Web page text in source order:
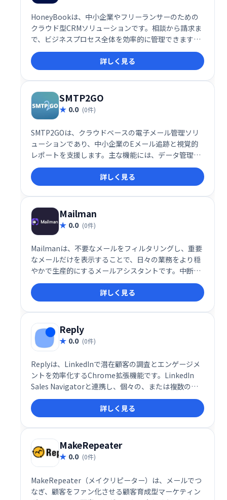
HoneyBookは、中小企業やフリーランサーのための
クラウド型CRMソリューションです。相談から請求ま
で、ビジネスプロセス全体を効率的に管理できます。
プロジェクト管理、顧客予約、請求書発行、オンライ
ン契約、支払い管理など、ビジネスに必要な機能をワ
ンストップで提供。スムーズなワークフローを実現
し、生産性を向上させます。
詳しく見る
SMTP2GO
0.0 (0件)
SMTP2GOは、クラウドベースの電子メール管理ソリ
ューションであり、中小企業のEメール追跡と視覚的
レポートを支援します。主な機能には、データ管理、
電子メールモニタリング、ブラックリスト、品質テス
ト、記録管理、電子メール認証、APIなどがありま
す。
詳しく見る
Mailman
0.0 (0件)
Mailmanは、不要なメールをフィルタリングし、重要
なメールだけを表示することで、日々の業務をより穏
やかで生産的にするメールアシスタントです。中断を
最小限に抑え、集中力を高め、効率的なメール管理を
実現します。 煩わしいメールに邪魔されることなく、
大切な業務に集中しましょう。
詳しく見る
Reply
0.0 (0件)
Replyは、LinkedInで潜在顧客の調査とエンゲージメ
ントを効率化するChrome拡張機能です。LinkedIn
Sales Navigatorと連携し、個々の、または複数の見
込み客のメールアドレスを迅速かつ簡単に検索・確認
できます。営業活動の効率化に役立つツールです。
詳しく見る
MakeRepeater
0.0 (0件)
MakeRepeater（メイクリピーター）は、メールでつ
なぎ、顧客をファン化させる顧客育成型マーケティン